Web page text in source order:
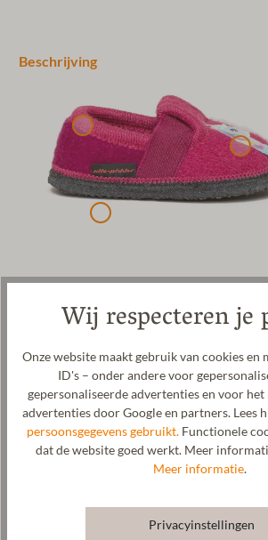
Beschrijving
Kinderslof voor meisjes met een
van biologische schapenwol. De
van natuurlijk rubber is antislip en biedt
stap. Een elastische band zorgt voor een
het tegelijkertijd gemakkelijk om de slof aan
Vooral het eenhoornmotief laat
De gewalkte stof wordt in onze fabriek in
kinderslof kan op 30 °C op een
Fabrikant: Gottstein GmbH, Industriestraße
Wij respecteren je
Onze website maakt gebruik van cookies en
ID's – onder andere voor
gepersonaliseerde advertenties en voor
advertenties door Google en partners. Lees
persoonsgegevens gebruikt. Functionele
dat de website goed werkt. Meer
Meer informatie.
Privacyinstellingen